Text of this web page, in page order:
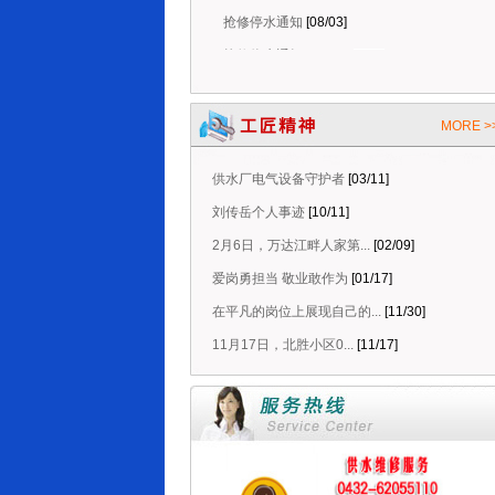
抢修停水通知[08/05]
计划停水通知
抢修停水通知 [08/03]
抢修停水通知[08/03]
MORE
供水厂电气设备守护者[03/11]
刘传岳个人事迹[10/11]
2月6日，万达江畔人家第...[02/09]
爱岗勇担当 敬业敢作为 [01/17]
在平凡的岗位上展现自己的...[11/30]
11月17日，北胜小区0...[11/17]